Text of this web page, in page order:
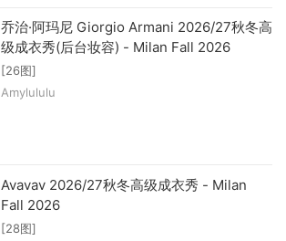
乔治·阿玛尼 Giorgio Armani 2026/27秋冬高
级成衣秀(后台妆容) - Milan Fall 2026
[26图]
Amylululu
Avavav 2026/27秋冬高级成衣秀 - Milan
Fall 2026
[28图]